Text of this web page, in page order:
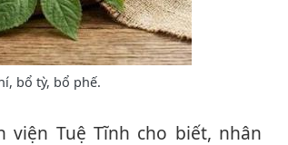
bổ tỳ, bổ phế.